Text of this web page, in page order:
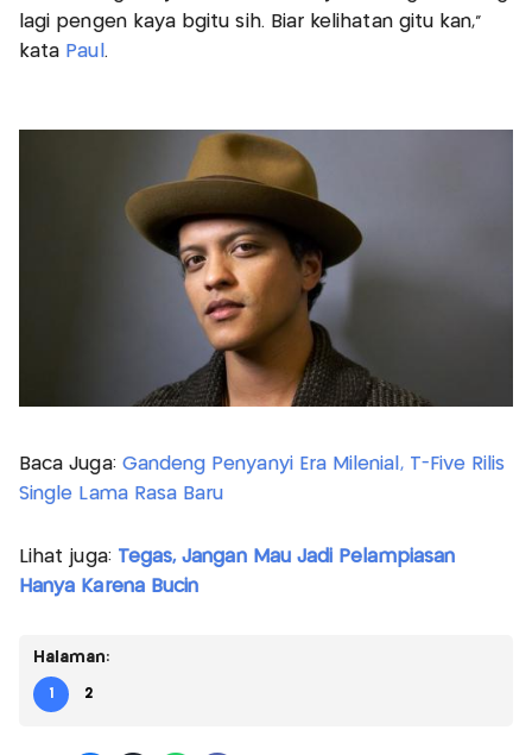
lagi pengen kaya bgitu sih. Biar kelihatan gitu kan,"
kata Paul .
Baca Juga: Gandeng Penyanyi Era Milenial, T-Five Rilis
Single Lama Rasa Baru
Lihat juga: Tegas, Jangan Mau Jadi Pelampiasan
Hanya Karena Bucin
Halaman:
1 2